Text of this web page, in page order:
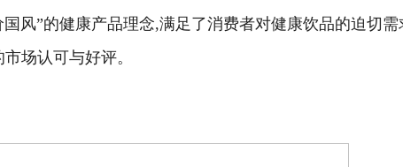
风”的健康产品理念,满足了消费者对健康饮品的迫切需
场认可与好评。